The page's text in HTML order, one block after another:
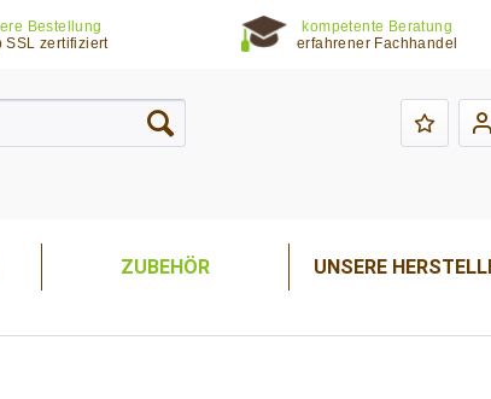
Bestellung
SSL zertifiziert
kompetente Beratung
erfahrener Fachhandel
ZUBEHÖR UNSERE